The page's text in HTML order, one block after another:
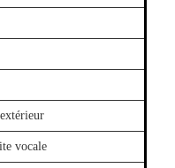
vocale